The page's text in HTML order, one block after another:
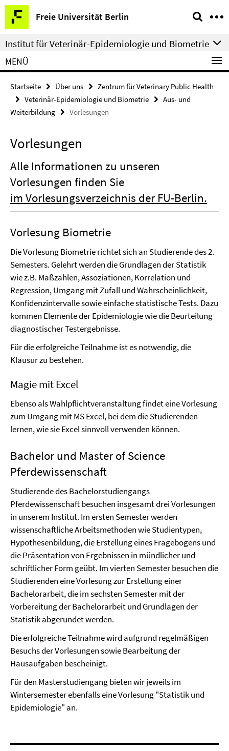
Springe
direkt
zu
Inhalt
Freie Universität Berlin
Service-
Navigation
Institut für Veterinär-Epidemiologie und Biometrie
MENÜ
Startseite Über uns
Zentrum für Veterinary Public Health
Veterinär-Epidemiologie und Biometrie
Aus- und
Weiterbildung
Vorlesungen
Vorlesungen
Alle Informationen zu unseren
Vorlesungen finden Sie
im Vorlesungsverzeichnis der FU-Berlin.
Vorlesung Biometrie
Die Vorlesung Biometrie richtet sich an Studierende des 2.
Semesters. Gelehrt werden die Grundlagen der Statistik
wie z.B. Maßzahlen, Assoziationen, Korrelation und
Regression, Umgang mit Zufall und Wahrscheinlichkeit,
Konfidenzintervalle sowie einfache statistische Tests. Dazu
kommen Elemente der Epidemiologie wie die Beurteilung
diagnostischer Testergebnisse.
Für die erfolgreiche Teilnahme ist es notwendig, die
Klausur zu bestehen.
Magie mit Excel
Ebenso als Wahlpflichtveranstaltung findet eine Vorlesung
zum Umgang mit MS Excel, bei dem die Studierenden
lernen, wie sie Excel sinnvoll verwenden können.
Bachelor und Master of Science
Pferdewissenschaft
Studierende des Bachelorstudiengangs
Pferdewissenschaft besuchen insgesamt drei Vorlesungen
in unserem Institut. Im ersten Semester werden
wissenschaftliche Arbeitsmethoden wie Studientypen,
Hypothesenbildung, die Erstellung eines Fragebogens und
die Präsentation von Ergebnissen in mündlicher und
schriftlicher Form geübt. Im vierten Semester besuchen die
Studierenden eine Vorlesung zur Erstellung einer
Bachelorarbeit, die im sechsten Semester mit der
Vorbereitung der Bachelorarbeit und Grundlagen der
Statistik abgerundet werden.
Die erfolgreiche Teilnahme wird aufgrund regelmäßigen
Besuchs der Vorlesungen sowie Bearbeitung der
Hausaufgaben bescheinigt.
Für den Masterstudiengang bieten wir jeweils im
Wintersemester ebenfalls eine Vorlesung "Statistik und
Epidemiologie" an.